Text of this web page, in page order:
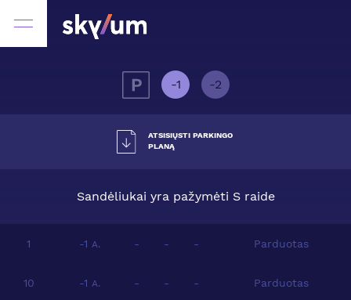
-1 -2
ATSISIŲSTI PARKINGO
PLANĄ
Sandėliukai yra pažymėti S raide
1 -1 A. - - - Parduotas
10 -1 A. - - - Parduotas